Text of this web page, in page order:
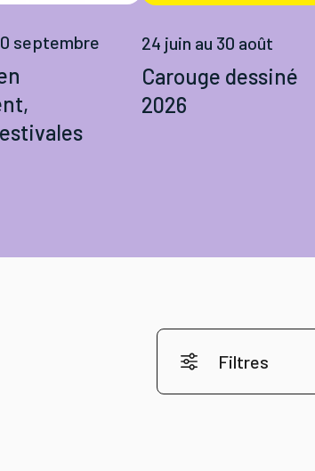
septembre 24 juin au 30 août
Carouge dessiné
2026
Filtres